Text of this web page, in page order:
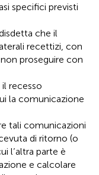
specifici previsti
che il
recettizi, con
proseguire con
recesso
la comunicazione
tali comunicazioni
di ritorno (o
l’altra parte è
e calcolare